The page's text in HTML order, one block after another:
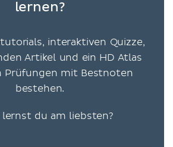
lernen?
interaktiven Quizze,
Artikel und ein HD Atlas
Prüfungen mit Bestnoten
bestehen.
du am liebsten?